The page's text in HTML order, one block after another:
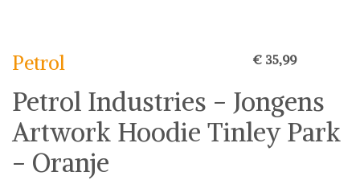
Petrol € 35,99
Petrol Industries - Jongens
Artwork Hoodie Tinley Park
- Oranje